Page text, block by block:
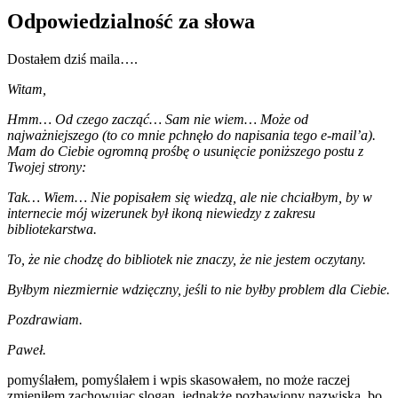
Odpowiedzialność za słowa
Dostałem dziś maila….
Witam,
Hmm… Od czego zacząć… Sam nie wiem… Może od
najważniejszego (to co mnie pchnęło do napisania tego e-mail’a).
Mam do Ciebie ogromną prośbę o usunięcie poniższego postu z
Twojej strony:
Tak… Wiem… Nie popisałem się wiedzą, ale nie chciałbym, by w
internecie mój wizerunek był ikoną niewiedzy z zakresu
bibliotekarstwa.
To, że nie chodzę do bibliotek nie znaczy, że nie jestem oczytany.
Byłbym niezmiernie wdzięczny, jeśli to nie byłby problem dla Ciebie.
Pozdrawiam.
Paweł.
pomyślałem, pomyślałem i wpis skasowałem, no może raczej